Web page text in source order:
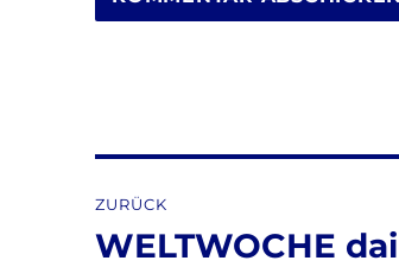
ZURÜCK
Vorheriger
WELTWOCHE